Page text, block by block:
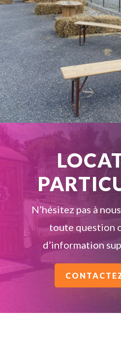
N’hésitez pas à
toute question
d’information